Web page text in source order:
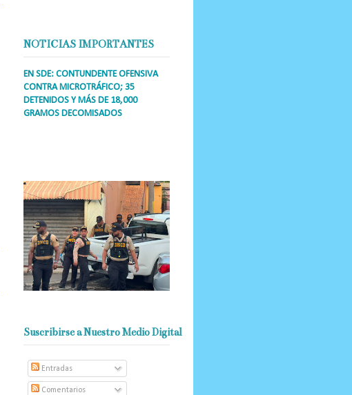
NOTICIAS IMPORTANTES
EN SDE: CONTUNDENTE OFENSIVA
CONTRA MICROTRÁFICO; 35
DETENIDOS Y MÁS DE 18,000
GRAMOS DECOMISADOS
Suscribirse a Nuestro Medio Digital
Entradas
Comentarios